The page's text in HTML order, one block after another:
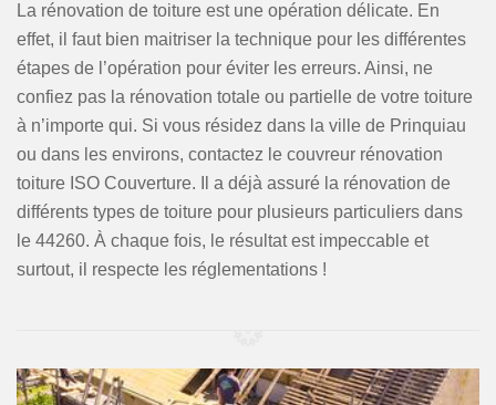
La rénovation de toiture est une opération délicate. En
effet, il faut bien maitriser la technique pour les différentes
étapes de l’opération pour éviter les erreurs. Ainsi, ne
confiez pas la rénovation totale ou partielle de votre toiture
à n’importe qui. Si vous résidez dans la ville de Prinquiau
ou dans les environs, contactez le couvreur rénovation
toiture ISO Couverture. Il a déjà assuré la rénovation de
différents types de toiture pour plusieurs particuliers dans
le 44260. À chaque fois, le résultat est impeccable et
surtout, il respecte les réglementations !